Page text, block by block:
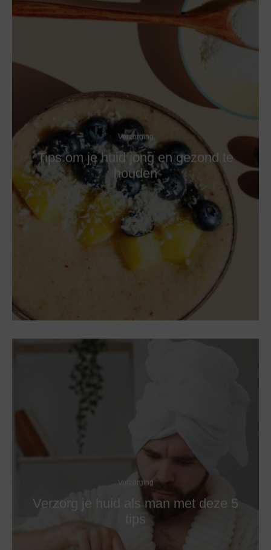
Verzorging
Tips om je huid jong en gezond te
houden
Verzorging
Verzorg je huid als man met deze 5
tips